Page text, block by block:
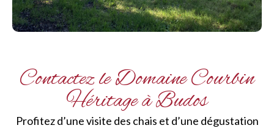
Contactez le Domaine Courbin
Héritage à Budos
Profitez d’une visite des chais et d’une dégustation